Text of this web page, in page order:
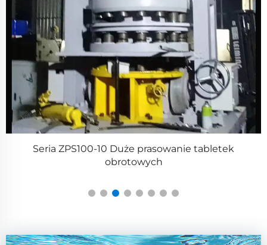
Seria ZPS100-10 Duże prasowanie tabletek
obrotowych